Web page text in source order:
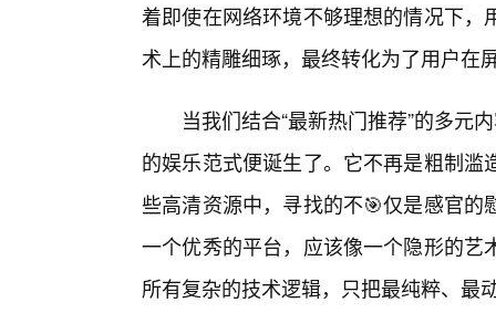
着即使在网络环境不够理想的情况下
术上的精雕细琢，最终转化为了用户在
当我们结合“最新热门推荐”的多元
的娱乐范式便诞生了。它不再是粗制
些高清资源中，寻找的不🎯仅是感官
一个优秀的平台，应该像一个隐形的
所有复杂的技术逻辑，只把最纯粹、最